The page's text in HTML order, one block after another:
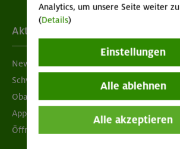
Aktuelles
Newsletter
Schwarzes Brett
Obacht geben!
App "Mein DAV+"
Öffnungszeiten
Analytics, um unsere Seite weiter
(Details)
Einstellungen
Alle ablehnen
Alle akzeptieren